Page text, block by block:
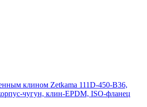
клином Zetkama 111D-450-B36,
чугун, клин-EPDM, ISO-фланец